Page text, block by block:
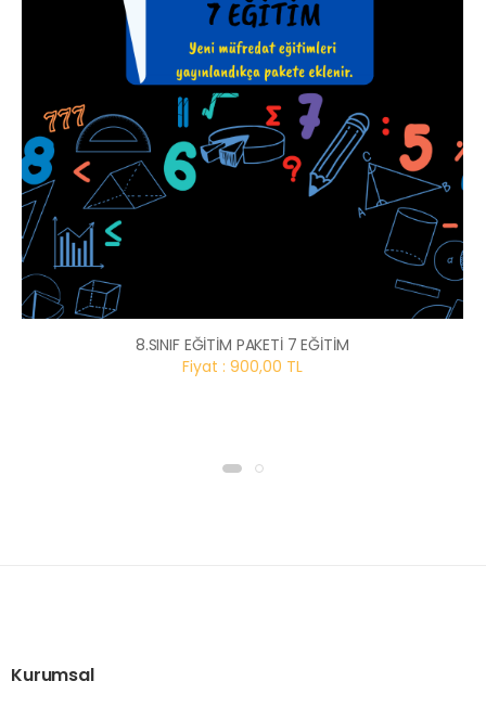
8.SINIF EĞİTİM PAKETİ 7 EĞİTİM
Fiyat : 900,00 TL
Kurumsal